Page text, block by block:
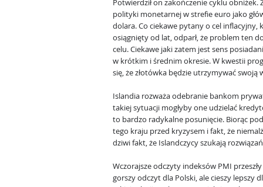
Potwierdził on zakończenie cyklu obniżek.
polityki monetarnej w strefie euro jako
dolara. Co ciekawe pytany o cel
osiągnięty od lat, odparł, że problem ten
celu. Ciekawe jaki zatem jest sens
w krótkim i średnim okresie. W kwestii
się, że złotówka będzie utrzymywać
Islandia rozważa odebranie bankom
takiej sytuacji mogłyby one udzielać
to bardzo radykalne posunięcie. Biorąc
tego kraju przed kryzysem i fakt, że
dziwi fakt, że Islandczycy szukają
Wczorajsze odczyty indeksów PMI
gorszy odczyt dla Polski, ale cieszy lepszy